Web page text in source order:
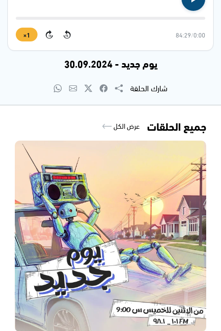
0:00
/
84:29
15
15
1×
يوم جديد - 30.09.2024
شارك الحلقة
جميع الحلقات عرض الكل